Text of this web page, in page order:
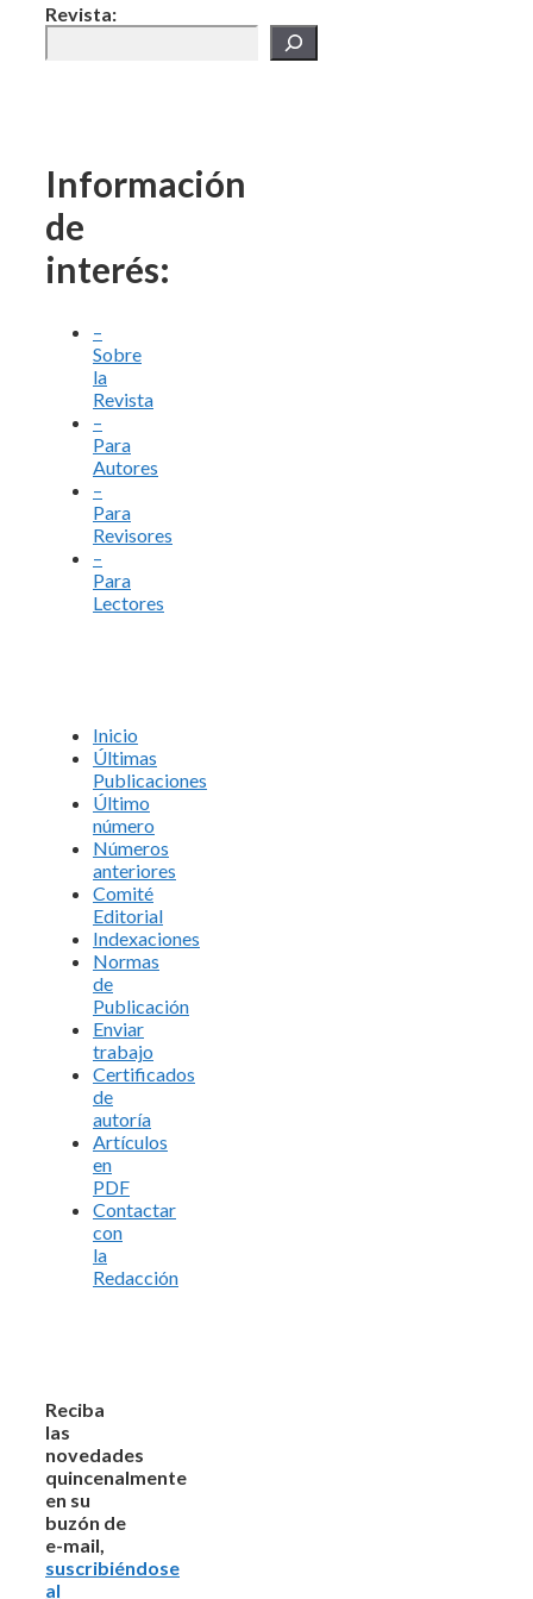
Revista:
Información
de
interés:
–
Sobre
la
Revista
–
Para
Autores
–
Para
Revisores
–
Para
Lectores
Inicio
Últimas
Publicaciones
Último
número
Números
anteriores
Comité
Editorial
Indexaciones
Normas
de
Publicación
Enviar
trabajo
Certificados
de
autoría
Artículos
en
PDF
Contactar
con
la
Redacción
Reciba
las
novedades
quincenalmente
en su
buzón de
e-mail,
suscribiéndose
al